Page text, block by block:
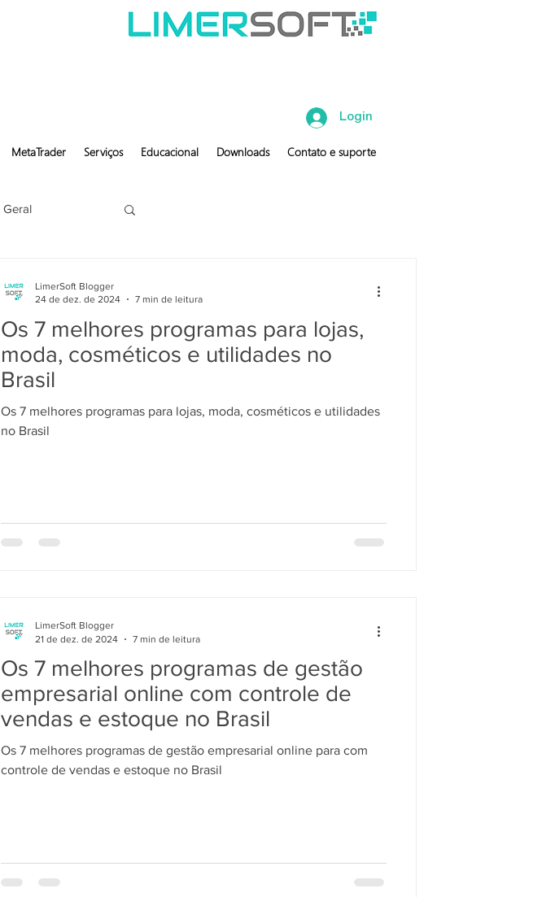
Login
MetaTrader Serviços Educacional Downloads Contato e suporte
Geral
Os 7 melhores programas para lojas,
moda, cosméticos e utilidades no
Brasil
Os 7 melhores programas para lojas, moda, cosméticos e utilidades
no Brasil
LimerSoft Blogger
24 de dez. de 2024
7 min de leitura
Os 7 melhores programas de gestão
empresarial online com controle de
vendas e estoque no Brasil
Os 7 melhores programas de gestão empresarial online para com
controle de vendas e estoque no Brasil
LimerSoft Blogger
21 de dez. de 2024
7 min de leitura